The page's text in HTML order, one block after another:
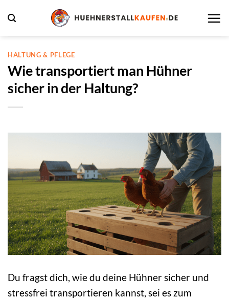
Inhalt
springen
HALTUNG & PFLEGE
Wie transportiert man Hühner
sicher in der Haltung?
Du fragst dich, wie du deine Hühner sicher und
stressfrei transportieren kannst, sei es zum